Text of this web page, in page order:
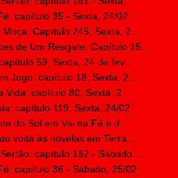
capítulo 35 - Sexta, 24/02
Capítulo 245, Sexta, 2...
de Um Resgate: Capítulo 15...
59, Sexta, 24 de fev...
Jogo: capítulo 18, Sexta, 2...
Vida: capítulo 80, Sexta, 2...
capítulo 119, Sexta, 24/02
do Sol em Vai na Fé e d...
volta às novelas em Terra...
capítulo 162 - Sábado...
capítulo 36 - Sábado, 25/02